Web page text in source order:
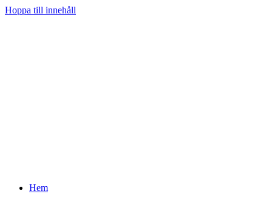
Hoppa till innehåll
Hem